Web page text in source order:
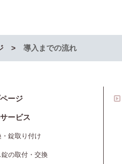
導入までの流れ
ージ
ービス
錠取り付け
錠の取付・交換